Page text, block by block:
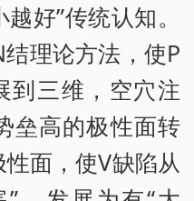
好”传统认知。
理论方法，使P
到三维，空穴注
垒高的极性面转
面，使V缺陷从